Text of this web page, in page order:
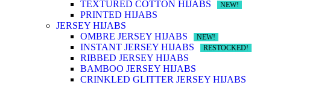
TEXTURED COTTON HIJABS NEW!
PRINTED HIJABS
JERSEY HIJABS
OMBRE JERSEY HIJABS
NEW!
INSTANT JERSEY HIJABS RESTOCKED!
RIBBED JERSEY HIJABS
BAMBOO JERSEY HIJABS
CRINKLED GLITTER JERSEY HIJABS